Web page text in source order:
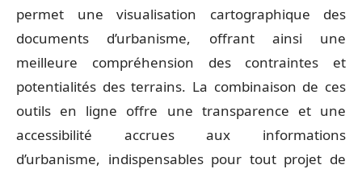
permet une visualisation cartographique des
documents d’urbanisme, offrant ainsi une
meilleure compréhension des contraintes et
potentialités des terrains. La combinaison de ces
outils en ligne offre une transparence et une
accessibilité accrues aux informations
d’urbanisme, indispensables pour tout projet de